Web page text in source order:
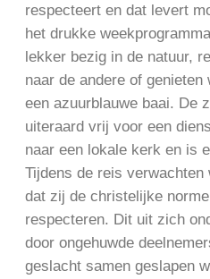
respecteert en dat levert
het drukke
lekker bezig in de natuur,
naar de andere of
een azuurblauwe baai. De
uiteraard vrij voor een
naar een lokale kerk en is
Tijdens de reis verwachten
dat zij de christelijke
respecteren. Dit uit zich
door ongehuwde
geslacht samen geslapen